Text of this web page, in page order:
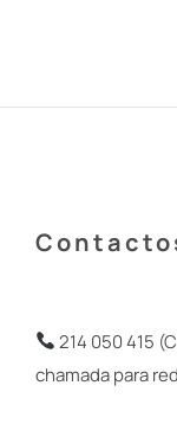
214 050 415
chamada para